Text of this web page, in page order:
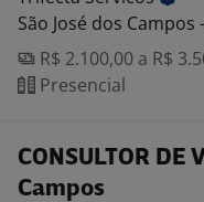
São José dos Campos
R$ 2.100,00 a R$
Presencial
CONSULTOR DE
Campos